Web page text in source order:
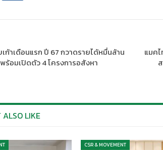
ก้าเดือนแรก ปี 67 กวาดรายได้หมื่นล้าน
พร้อมเปิดตัว 4 โครงการอสังหา
แมค
LIKE
CSR & MOVEMENT